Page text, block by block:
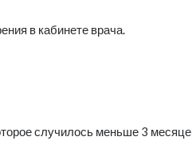
в кабинете врача.
случилось меньше 3